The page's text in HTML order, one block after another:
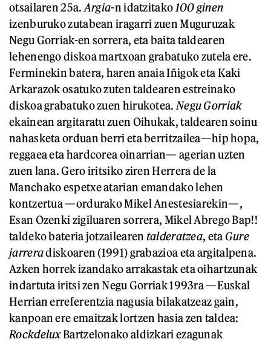
otsailaren 25a. Argia-n idatzitako 100 ginen
izenburuko zutabean iragarri zuen Muguruzak
Negu Gorriak-en sorrera, eta baita taldearen
lehenengo diskoa martxoan grabatuko zutela ere.
Ferminekin batera, haren anaia Iñigok eta Kaki
Arkarazok osatuko zuten taldearen estreinako
diskoa grabatuko zuen hirukotea. Negu Gorriak
ekainean argitaratu zuen Oihukak, taldearen soinu
nahasketa orduan berri eta berritzailea—hip hopa,
reggaea eta hardcorea oinarrian— agerian uzten
zuen lana. Gero iritsiko ziren Herrera de la
Manchako espetxe atarian emandako lehen
kontzertua —ordurako Mikel Anestesiarekin—,
Esan Ozenki zigiluaren sorrera, Mikel Abrego Bap!!
taldeko bateria jotzailearen talderatzea, eta Gure
jarreradiskoaren (1991) grabazioa eta argitalpena.
Azken horrek izandako arrakastak eta oihartzunak
indartuta iritsi zen Negu Gorriak 1993ra —Euskal
Herrian erreferentzia nagusia bilakatzeaz gain,
kanpoan ere emaitzak lortzen hasia zen taldea:
RockdeluxBartzelonako aldizkari ezagunak